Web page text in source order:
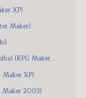
XP)
Maker)
(RPG Maker...
Maker XP)
Maker 2003)